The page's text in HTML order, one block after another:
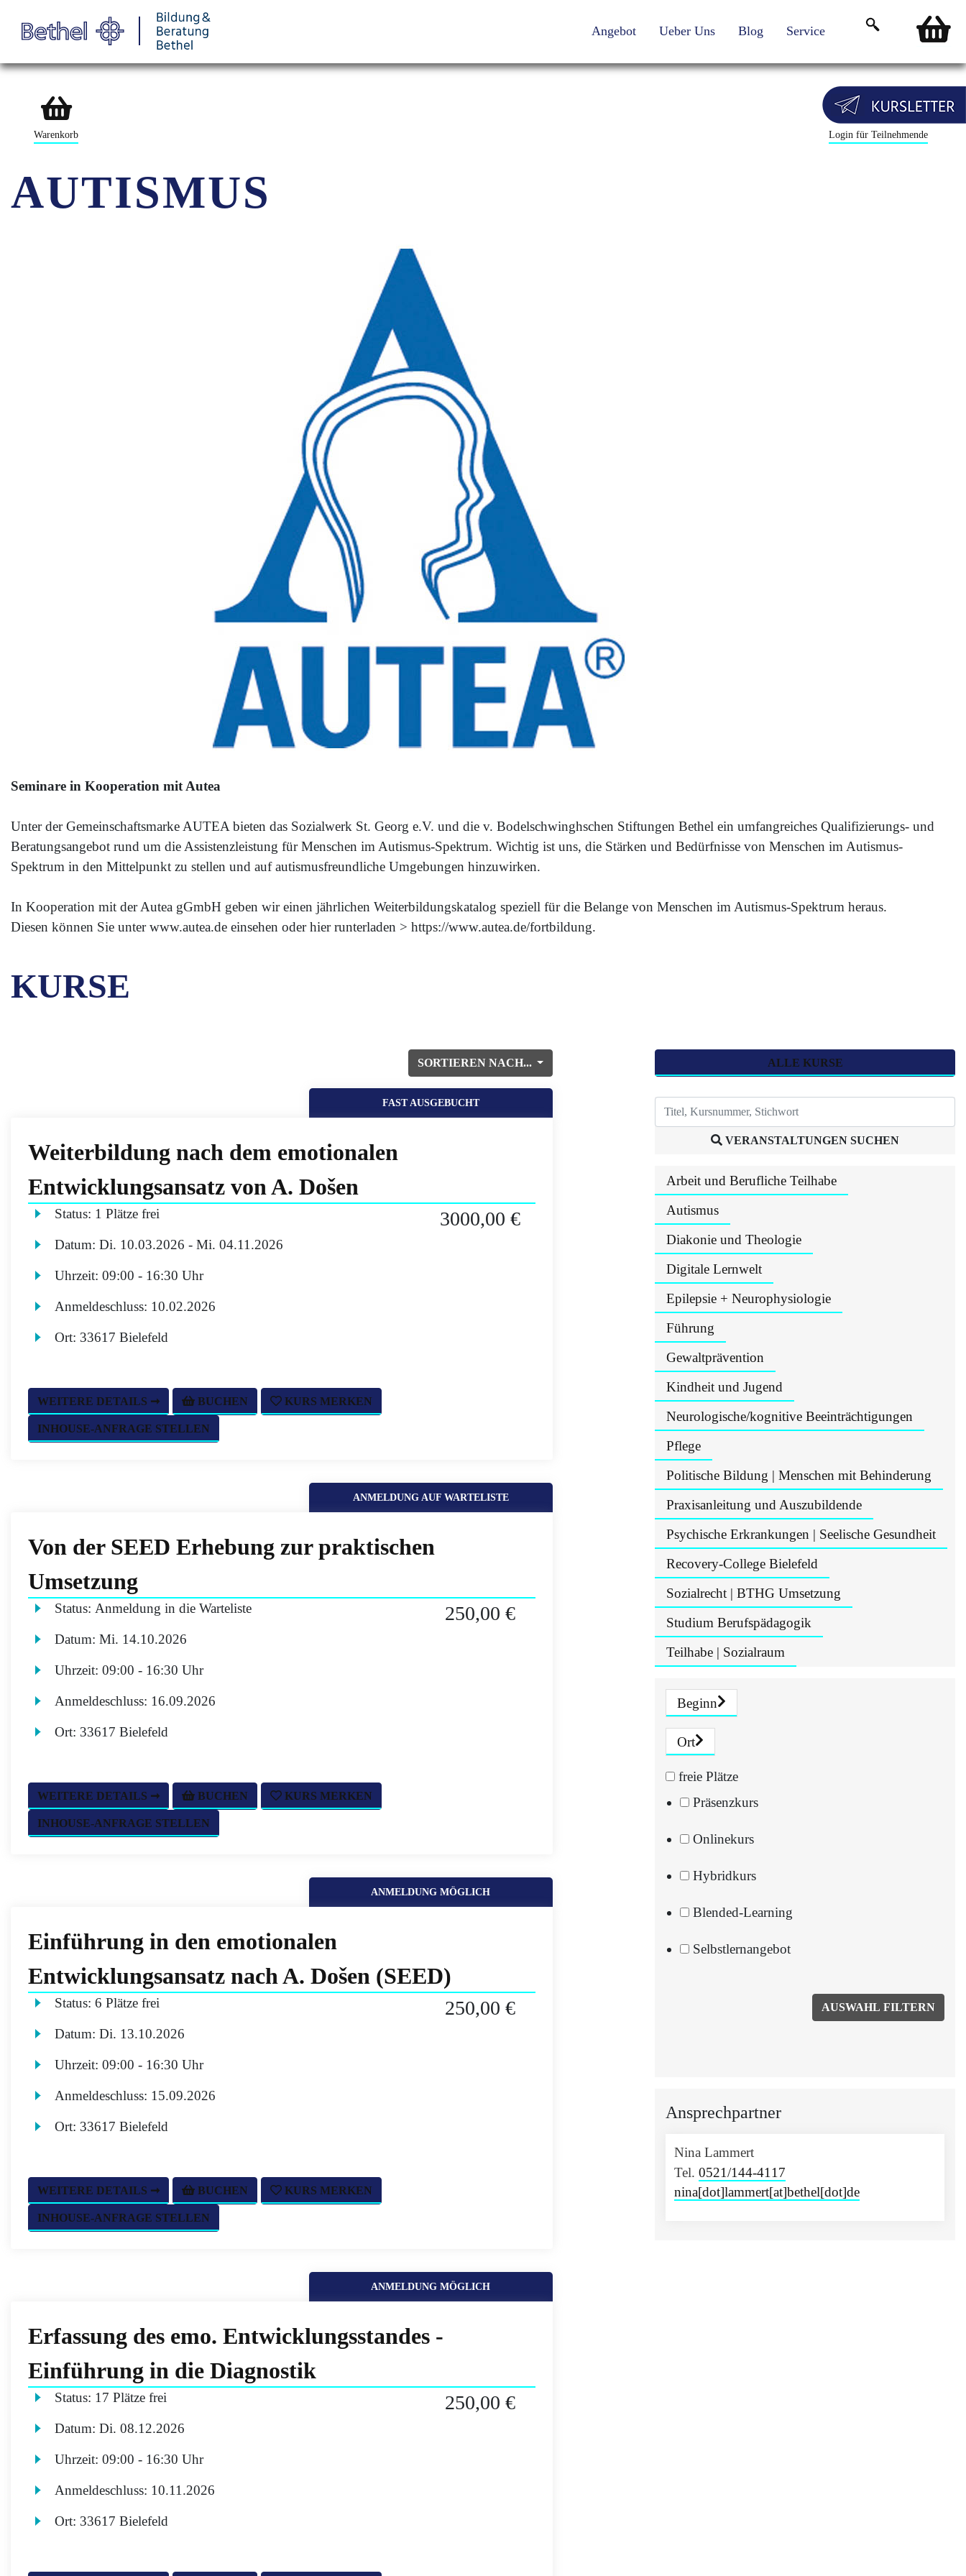
Angebot Ueber Uns Blog Service
Warenkorb Login für Teilnehmende
AUTISMUS
Seminare in Kooperation mit Autea
Unter der Gemeinschaftsmarke AUTEA bieten das Sozialwerk St. Georg e.V. und die v. Bodelschwinghschen Stiftungen Bethel ein umfangreiches Qualifizierungs- und
Beratungsangebot rund um die Assistenzleistung für Menschen im Autismus-Spektrum. Wichtig ist uns, die Stärken und Bedürfnisse von Menschen im Autismus-
Spektrum in den Mittelpunkt zu stellen und auf autismusfreundliche Umgebungen hinzuwirken.
In Kooperation mit der Autea gGmbH geben wir einen jährlichen Weiterbildungskatalog speziell für die Belange von Menschen im Autismus-Spektrum heraus.
Diesen können Sie unter www.autea.de einsehen oder hier runterladen > https://www.autea.de/fortbildung.
KURSE
SORTIEREN NACH...
FAST AUSGEBUCHT
Weiterbildung nach dem emotionalen
Entwicklungsansatz von A. Došen
Status: 1 Plätze frei
Datum:Di. 10.03.2026 -Mi. 04.11.2026
Uhrzeit:09:00 - 16:30 Uhr
Anmeldeschluss: 10.02.2026
Ort: 33617 Bielefeld
3000,00 €
WEITERE DETAILS ➞ BUCHEN KURS MERKEN
INHOUSE-ANFRAGE STELLEN
ANMELDUNG AUF WARTELISTE
Von der SEED Erhebung zur praktischen
Umsetzung
Status: Anmeldung in die Warteliste
Datum:Mi. 14.10.2026
Uhrzeit:09:00 - 16:30 Uhr
Anmeldeschluss: 16.09.2026
Ort: 33617 Bielefeld
250,00 €
WEITERE DETAILS ➞ BUCHEN KURS MERKEN
INHOUSE-ANFRAGE STELLEN
ANMELDUNG MÖGLICH
Einführung in den emotionalen
Entwicklungsansatz nach A. Došen (SEED)
Status:6 Plätze frei
Datum:Di. 13.10.2026
Uhrzeit:09:00 - 16:30 Uhr
Anmeldeschluss: 15.09.2026
Ort: 33617 Bielefeld
250,00 €
WEITERE DETAILS ➞ BUCHEN KURS MERKEN
INHOUSE-ANFRAGE STELLEN
ANMELDUNG MÖGLICH
Erfassung des emo. Entwicklungsstandes -
Einführung in die Diagnostik
Status: 17 Plätze frei
Datum:Di. 08.12.2026
Uhrzeit:09:00 - 16:30 Uhr
Anmeldeschluss: 10.11.2026
Ort: 33617 Bielefeld
250,00 €
ALLE KURSE
VERANSTALTUNGEN SUCHEN
Arbeit und Berufliche Teilhabe
Autismus
Diakonie und Theologie
Digitale Lernwelt
Epilepsie + Neurophysiologie
Führung
Gewaltprävention
Kindheit und Jugend
Neurologische/kognitive Beeinträchtigungen
Pflege
Politische Bildung | Menschen mit Behinderung
Praxisanleitung und Auszubildende
Psychische Erkrankungen | Seelische Gesundheit
Recovery-College Bielefeld
Sozialrecht | BTHG Umsetzung
Studium Berufspädagogik
Teilhabe | Sozialraum
Beginn
Ort
freie Plätze
Präsenzkurs
Onlinekurs
Hybridkurs
Blended-Learning
Selbstlernangebot
Ansprechpartner
Nina Lammert
Tel. 0521/144-4117
nina[dot]lammert[at]bethel[dot]de